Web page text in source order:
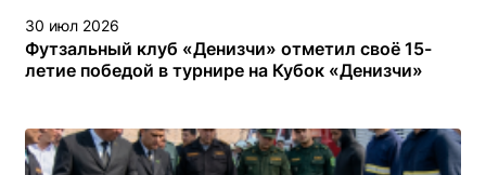
30 июл 2026
Футзальный клуб «Денизчи» отметил своё 15-
летие победой в турнире на Кубок «Денизчи»